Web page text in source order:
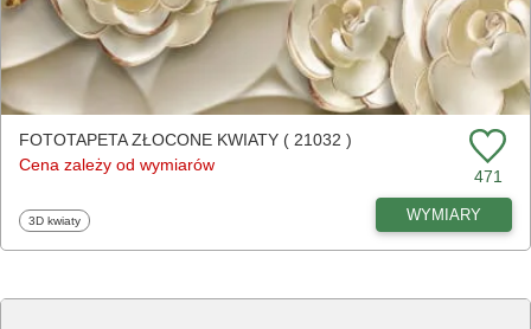
FOTOTAPETA ZŁOCONE KWIATY ( 21032 )
Cena zależy od wymiarów
471
Fototapety
3D kwiaty WYMIARY